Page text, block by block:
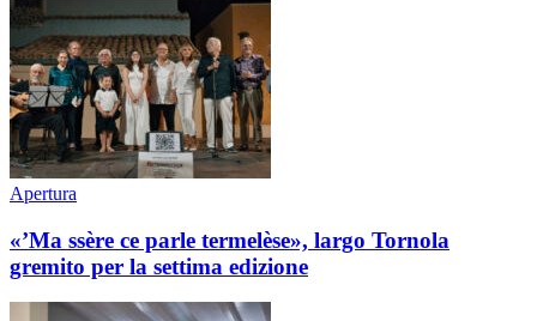
Apertura
«’Ma ssère ce parle termelèse», largo Tornola
gremito per la settima edizione